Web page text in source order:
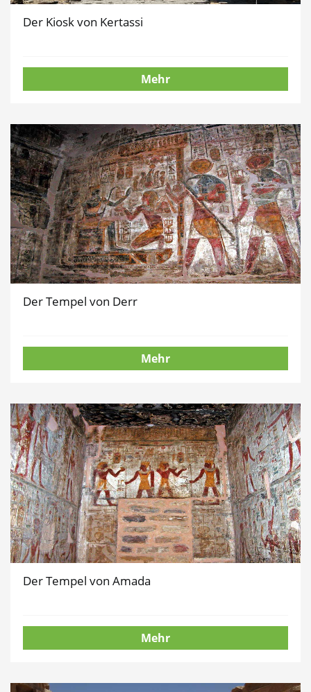
Der Kiosk von Kertassi
Mehr
Der Tempel von Derr
Mehr
Der Tempel von Amada
Mehr